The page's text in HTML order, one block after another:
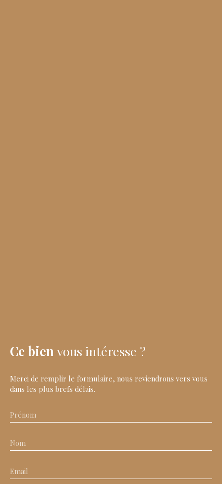
Ce bien vous intéresse ?
Merci de remplir le formulaire, nous reviendrons vers vous
dans les plus brefs délais.
Prénom
Nom
Email